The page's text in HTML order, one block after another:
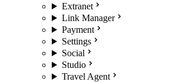
Extranet
Link Manager
Payment
Settings
Social
Studio
Travel Agent